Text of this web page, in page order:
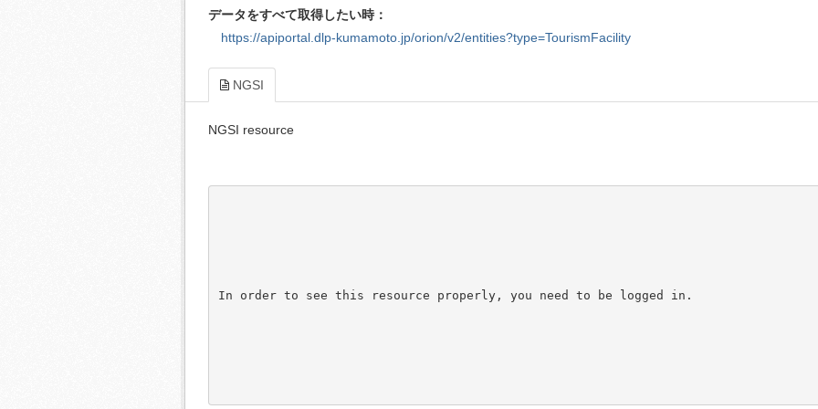
データをすべて取得したい時：
https://apiportal.dlp-kumamoto.jp/orion/v2/entities?type=TourismFacility
NGSI
NGSI resource